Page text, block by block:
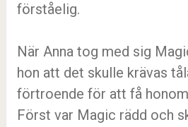
förståelig.
När Anna tog med sig
hon att det skulle krävas
förtroende för att få
Först var Magic rädd och